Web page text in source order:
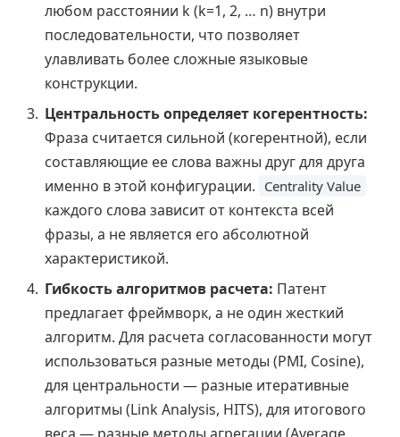
любом расстоянии k (k=1, 2, … n) внутри
последовательности, что позволяет
улавливать более сложные языковые
конструкции.
Центральность определяет когерентность:
Фраза считается сильной (когерентной), если
составляющие ее слова важны друг для друга
именно в этой конфигурации. Centrality Value
каждого слова зависит от контекста всей
фразы, а не является его абсолютной
характеристикой.
Гибкость алгоритмов расчета: Патент
предлагает фреймворк, а не один жесткий
алгоритм. Для расчета согласованности могут
использоваться разные методы (PMI, Cosine),
для центральности — разные итеративные
алгоритмы (Link Analysis, HITS), для итогового